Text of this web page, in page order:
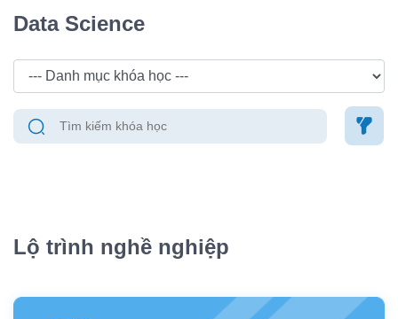
Data Science
Lộ trình nghề nghiệp